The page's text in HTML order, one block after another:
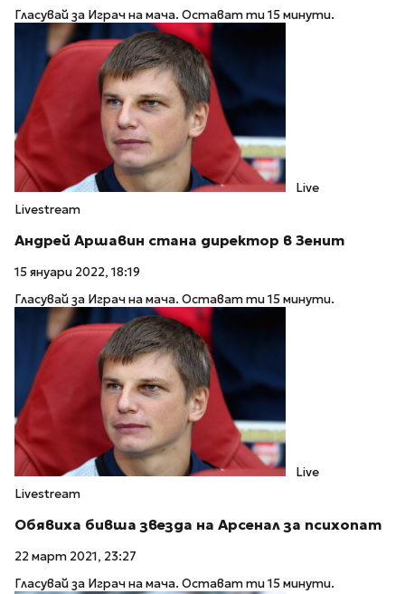
Гласувай за Играч на мача. Остават ти 15 минути.
Live
Livestream
Андрей Аршавин стана директор в Зенит
15 януари 2022, 18:19
Гласувай за Играч на мача. Остават ти 15 минути.
Live
Livestream
Обявиха бивша звезда на Арсенал за психопат
22 март 2021, 23:27
Гласувай за Играч на мача. Остават ти 15 минути.